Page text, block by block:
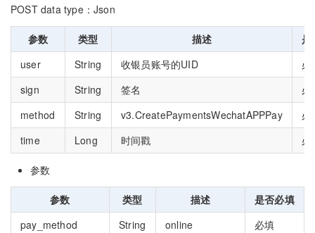
POST data type：Json
参数 类型 描述
是
user
String 收银员账号的UID
必
sign
String 签名
必
method
String v3.CreatePaymentsWechatAPPPay
必
time
Long 时间戳 必
参数
参数 类型 描述
是否必填
pay_method
String online
必填